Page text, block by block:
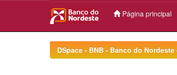
Página principal
DSpace - BNB - Banco do